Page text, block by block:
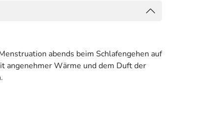
abends beim Schlafengehen auf
angenehmer Wärme und dem Duft der